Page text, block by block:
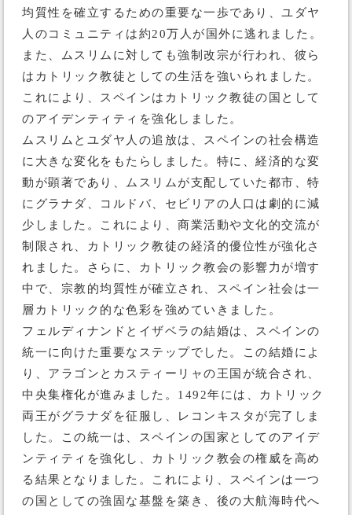
均質性を確立するための重要な一歩であり、ユダヤ
人のコミュニティは約20万人が国外に逃れました。
また、ムスリムに対しても強制改宗が行われ、彼ら
はカトリック教徒としての生活を強いられました。
これにより、スペインはカトリック教徒の国として
のアイデンティティを強化しました。
ムスリムとユダヤ人の追放は、スペインの社会構造
に大きな変化をもたらしました。特に、経済的な変
動が顕著であり、ムスリムが支配していた都市、特
にグラナダ、コルドバ、セビリアの人口は劇的に減
少しました。これにより、商業活動や文化的交流が
制限され、カトリック教徒の経済的優位性が強化さ
れました。さらに、カトリック教会の影響力が増す
中で、宗教的均質性が確立され、スペイン社会は一
層カトリック的な色彩を強めていきました。
フェルディナンドとイザベラの結婚は、スペインの
統一に向けた重要なステップでした。この結婚によ
り、アラゴンとカスティーリャの王国が統合され、
中央集権化が進みました。1492年には、カトリック
両王がグラナダを征服し、レコンキスタが完了しま
した。この統一は、スペインの国家としてのアイデ
ンティティを強化し、カトリック教会の権威を高め
る結果となりました。これにより、スペインは一つ
の国としての強固な基盤を築き、後の大航海時代へ